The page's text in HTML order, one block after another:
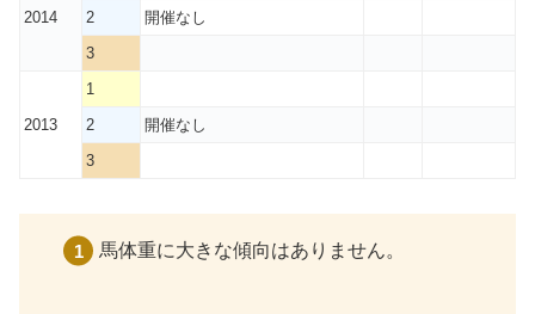
2014
2
開催なし
3
2013
1
2
開催なし
3
馬体重に大きな傾向はありません。